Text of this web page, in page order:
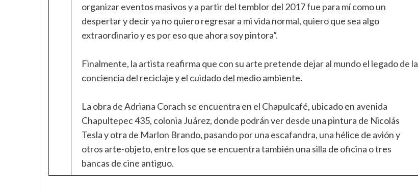
organizar eventos masivos y a partir del temblor del 2017 fue para mí como un
despertar y decir ya no quiero regresar a mi vida normal, quiero que sea algo
extraordinario y es por eso que ahora soy pintora”.
Finalmente, la artista reafirma que con su arte pretende dejar al mundo el legado de la
conciencia del reciclaje y el cuidado del medio ambiente.
La obra de Adriana Corach se encuentra en el Chapulcafé, ubicado en avenida
Chapultepec 435, colonia Juárez, donde podrán ver desde una pintura de Nicolás
Tesla y otra de Marlon Brando, pasando por una escafandra, una hélice de avión y
otros arte-objeto, entre los que se encuentra también una silla de oficina o tres
bancas de cine antiguo.